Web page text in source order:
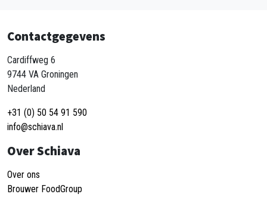
Contactgegevens
Cardiffweg 6
9744 VA Groningen
Nederland
+31 (0) 50 54 91 590
info@schiava.nl
Over Schiava
Over ons
Brouwer FoodGroup